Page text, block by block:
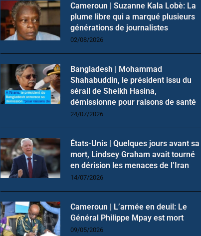
Cameroun | Suzanne Kala Lobè: La
plume libre qui a marqué plusieurs
générations de journalistes
02/08/2026
Bangladesh | Mohammad
Shahabuddin, le président issu du
sérail de Sheikh Hasina,
démissionne pour raisons de santé
24/07/2026
États-Unis | Quelques jours avant sa
mort, Lindsey Graham avait tourné
en dérision les menaces de l’Iran
14/07/2026
Cameroun | L’armée en deuil: Le
Général Philippe Mpay est mort
09/05/2026